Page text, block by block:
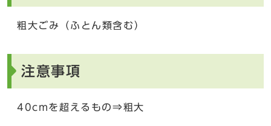
粗大ごみ（ふとん類含む）
注意事項
40cmを超えるもの⇒粗大